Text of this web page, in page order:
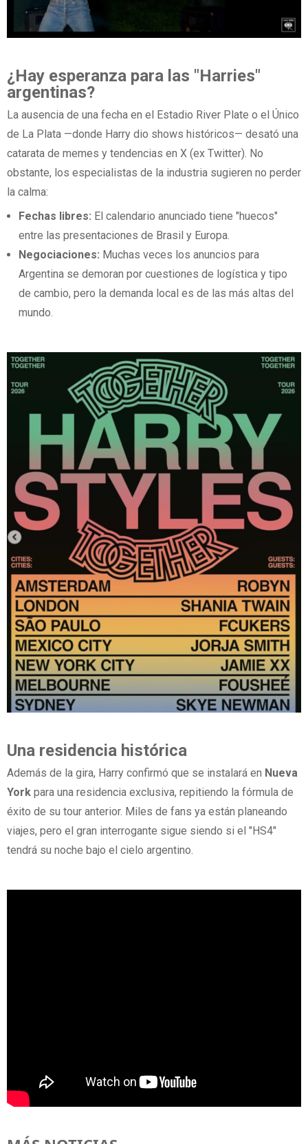
¿Hay esperanza para las "Harries"
argentinas?
La ausencia de una fecha en el Estadio River Plate o el Único
de La Plata —donde Harry dio shows históricos— desató una
catarata de memes y tendencias en X (ex Twitter). No
obstante, los especialistas de la industria sugieren no perder
la calma:
Fechas libres: El calendario anunciado tiene "huecos"
entre las presentaciones de Brasil y Europa.
Negociaciones: Muchas veces los anuncios para
Argentina se demoran por cuestiones de logística y tipo
de cambio, pero la demanda local es de las más altas del
mundo.
Una residencia histórica
Además de la gira, Harry confirmó que se instalará en Nueva
York para una residencia exclusiva, repitiendo la fórmula de
éxito de su tour anterior. Miles de fans ya están planeando
viajes, pero el gran interrogante sigue siendo si el "HS4"
tendrá su noche bajo el cielo argentino.